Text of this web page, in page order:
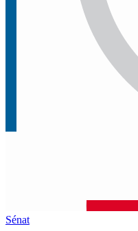
Sénat